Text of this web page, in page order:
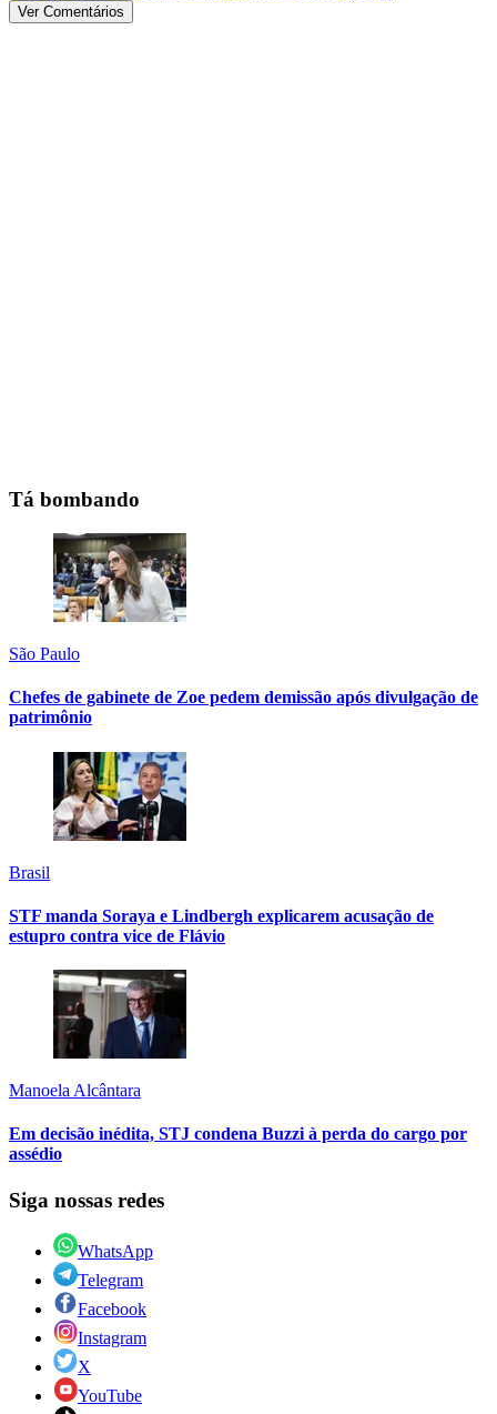
Ver Comentários
Tá bombando
São Paulo
Chefes de gabinete de Zoe pedem demissão após divulgação de
patrimônio
Brasil
STF manda Soraya e Lindbergh explicarem acusação de
estupro contra vice de Flávio
Manoela Alcântara
Em decisão inédita, STJ condena Buzzi à perda do cargo por
assédio
Siga nossas redes
WhatsApp
Telegram
Facebook
Instagram
X
YouTube